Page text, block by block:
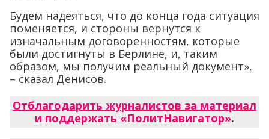
Будем надеяться, что до конца года ситуация
поменяется, и стороны вернутся к
изначальным договоренностям, которые
были достигнуты в Берлине, и, таким
образом, мы получим реальный документ»,
– сказал Денисов.
Отблагодарить журналистов за материал
и поддержать «ПолитНавигатор».